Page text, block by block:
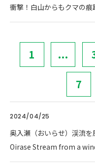
衝撃！白山からもクマの痕
1 ...
7
2024/04/25
奥入瀬（おいらせ）渓流
Oirase Stream from a